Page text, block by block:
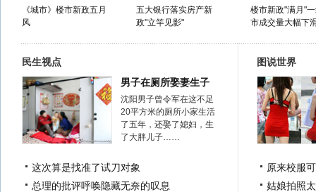
《城市》楼市新政五月
风
五大银行落实房产新
政"立竿见影"
楼市新政"满月"
市成交量大幅下
民生视点
男子在厕所娶妻生子
沈阳男子曾令军在这不足
20平方米的厕所小家生活
了五年，还娶了媳妇，生
了大胖儿子……
这次算是找准了试刀对象
总理的批评呼唤隐藏无奈的叹息
图说世界
原来校服
姑娘拍照